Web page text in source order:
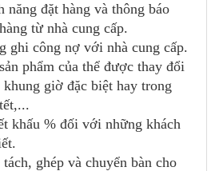
năng đặt hàng và thông báo
từ nhà cung cấp.
ghi công nợ với nhà cung cấp.
phẩm của thể được thay đổi
khung giờ đặc biệt hay trong
khấu % đối với những khách
ghép và chuyển bàn cho